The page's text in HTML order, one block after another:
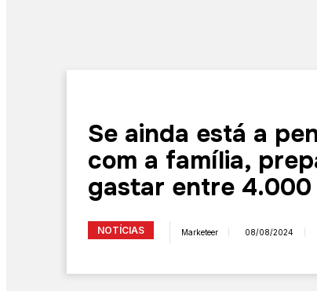
Se ainda está a
com a família,
gastar entre
NOTÍCIAS Marketeer 08/08/2024